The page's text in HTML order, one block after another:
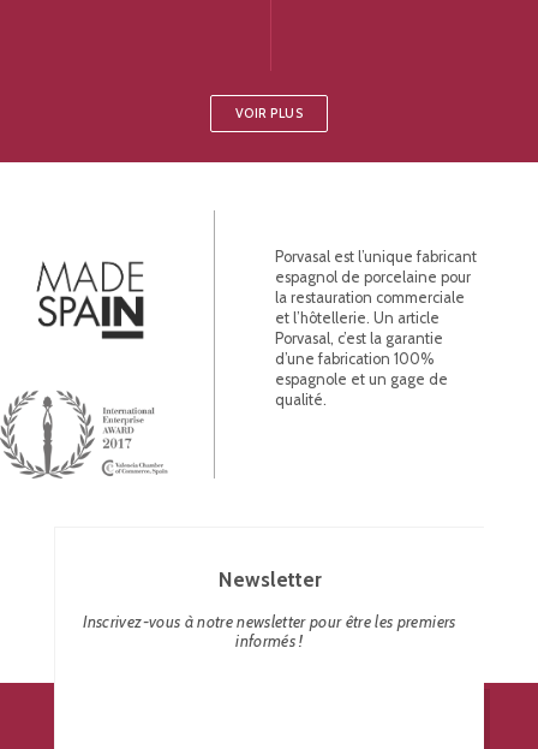
VOIR PLUS
Porvasal est l’unique fabricant
espagnol de porcelaine pour
la restauration commerciale
et l’hôtellerie. Un article
Porvasal, c’est la garantie
d’une fabrication 100%
espagnole et un gage de
qualité.
Newsletter
Inscrivez-vous à notre newsletter pour être les premiers
informés !